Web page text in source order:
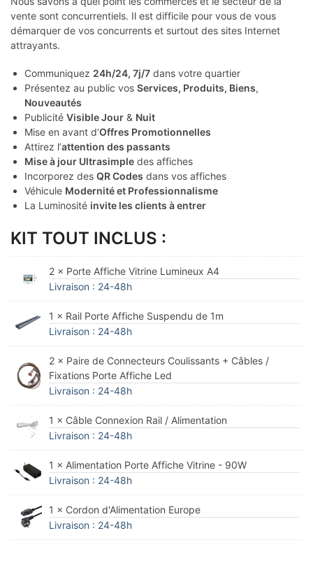
vente sont concurrentiels. Il est difficile pour vous de vous
démarquer de vos concurrents et surtout des sites Internet
attrayants.
Communiquez 24h/24, 7j/7 dans votre quartier
Présentez au public vos Services, Produits, Biens,
Nouveautés
Publicité Visible Jour & Nuit
Mise en avant d’Offres Promotionnelles
Attirez l’attention des passants
Mise à jour Ultrasimple des affiches
Incorporez des QR Codes dans vos affiches
Véhicule Modernité et Professionnalisme
La Luminosité invite les clients à entrer
KIT TOUT INCLUS :
2 × Porte Affiche Vitrine Lumineux A4
Livraison : 24-48h
1 × Rail Porte Affiche Suspendu de 1m
Livraison : 24-48h
2 × Paire de Connecteurs Coulissants + Câbles /
Fixations Porte Affiche Led
Livraison : 24-48h
1 × Câble Connexion Rail / Alimentation
Livraison : 24-48h
1 × Alimentation Porte Affiche Vitrine - 90W
Livraison : 24-48h
1 × Cordon d'Alimentation Europe
Livraison : 24-48h